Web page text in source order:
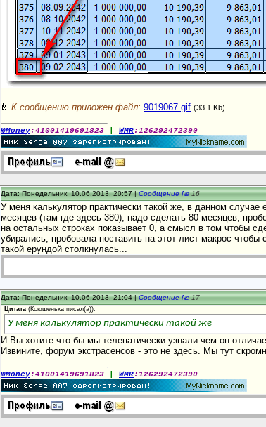
К сообщению приложен файл: 9019067.gif (33.1 Kb)
ЮMoney:41001419691823 WMR:126292472390
Дата: Понедельник, 10.06.2013, 20:57 |Сообщение №16
У меня калькулятор практически такой же, в данном
месяцев (там где здесь 380), надо сделать 80 месяцев,
на остальных строках показывает 0, а смысл в том чтобы
убирались, пробовала поставить на этот лист макрос
такой ерундой столкнулась...
Дата: Понедельник, 10.06.2013, 21:04 |Сообщение №17
Цитата (Ксюшенька писал(а)):
У меня калькулятор практически такой же
И Вы хотите что бы мы телепатически узнали чем он
Извините, форум экстрасенсов - это не здесь. Мы тут
ЮMoney:41001419691823 WMR:126292472390